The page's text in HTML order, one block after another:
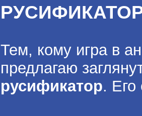
Тем, кому игра в
предлагаю
русификатор. Его